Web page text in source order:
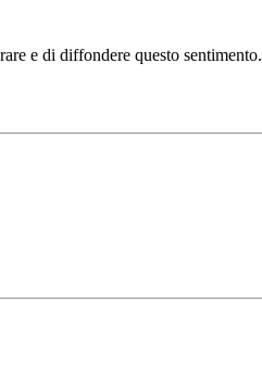
e di diffondere questo sentimento.